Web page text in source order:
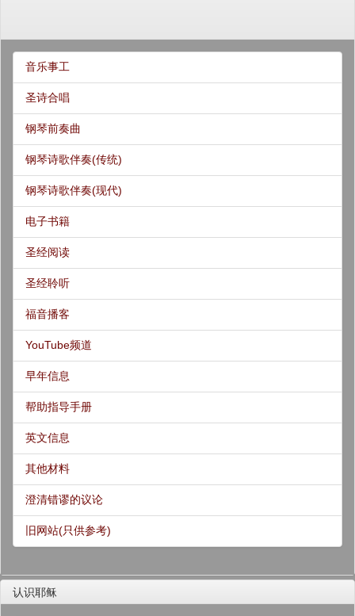
音乐事工
圣诗合唱
钢琴前奏曲
钢琴诗歌伴奏(传统)
钢琴诗歌伴奏(现代)
电子书籍
圣经阅读
圣经聆听
福音播客
YouTube频道
早年信息
帮助指导手册
英文信息
其他材料
澄清错谬的议论
旧网站(只供参考)
认识耶稣